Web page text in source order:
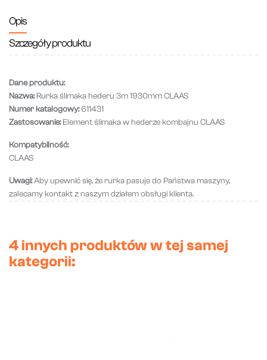
Opis
Szczegóły produktu
Dane produktu:
Nazwa:Rurka ślimaka hederu 3m 1930mm CLAAS
Numer katalogowy:611431
Zastosowanie:Element ślimaka w hederze kombajnu CLAAS
Kompatybilność:
CLAAS
Uwagi:Aby upewnić się, że rurka pasuje do Państwa maszyny,
zalecamy kontakt z naszym działem obsługi klienta.
4 innych produktów w tej samej
kategorii: